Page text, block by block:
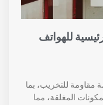
ميزات رئيسية للهواتف
للتخريب، بما
المغلقة، مما